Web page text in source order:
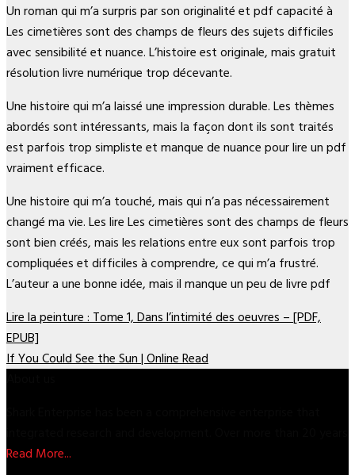
Un roman qui m’a surpris par son originalité et pdf capacité à
Les cimetières sont des champs de fleurs des sujets difficiles
avec sensibilité et nuance. L’histoire est originale, mais gratuit
résolution livre numérique trop décevante.
Une histoire qui m’a laissé une impression durable. Les thèmes
abordés sont intéressants, mais la façon dont ils sont traités
est parfois trop simpliste et manque de nuance pour lire un pdf
vraiment efficace.
Une histoire qui m’a touché, mais qui n’a pas nécessairement
changé ma vie. Les lire Les cimetières sont des champs de fleurs
sont bien créés, mais les relations entre eux sont parfois trop
compliquées et difficiles à comprendre, ce qui m’a frustré.
L’auteur a une bonne idée, mais il manque un peu de livre pdf
Lire la peinture : Tome 1, Dans l’intimité des oeuvres – [PDF,
EPUB]
If You Could See the Sun | Online Read
Read More...